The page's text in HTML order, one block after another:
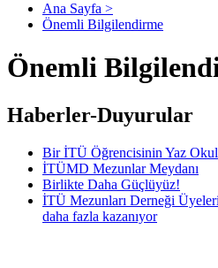
Ana Sayfa >
Önemli Bilgilendirme
Önemli
Haberler-Duyurular
Bir İTÜ Öğrencisinin Yaz
İTÜMD Mezunlar Meydanı
Birlikte Daha Güçlüyüz!
İTÜ Mezunları Derneği
daha fazla kazanıyor